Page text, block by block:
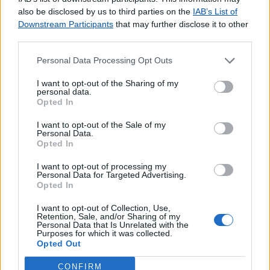
also be disclosed by us to third parties on the IAB’s List of
Downstream Participants that may further disclose it to other
Personal Data Processing Opt Outs
I want to opt-out of the Sharing of my
personal data.
Opted In
I want to opt-out of the Sale of my
Personal Data.
Opted In
I want to opt-out of processing my
Personal Data for Targeted Advertising.
Opted In
I want to opt-out of Collection, Use,
Retention, Sale, and/or Sharing of my
Personal Data that Is Unrelated with the
Purposes for which it was collected.
Opted Out
CONFIRM
ATM
Cartão Jovem
Cartão de Portagens Toll card
Cartões para Telemóvel
Certificação de Fotocópias
Contratos EDP
Dispositivos Via Verde
Espaço Cidadão - ACT
Espaço Cidadão - ADSE
Espaço Cidadão - CGA
Espaço Cidadão - DGC
Espaço Cidadão - DGLAB
Espaço Cidadão - IGAC
Espaço Cidadão - IHRU
Espaço Cidadão - IMT
Espaço Cidadão - Portal do Cidadão